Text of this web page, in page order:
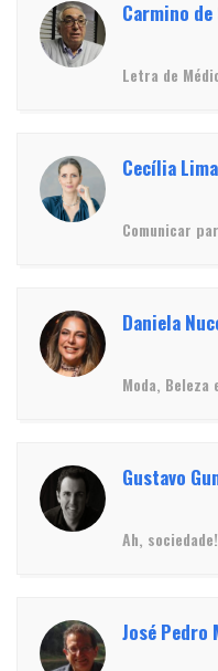
Carmino de
Letra de
Cecília Lima
Comunicar
Daniela
Moda, Beleza
Gustavo
Ah, sociedade!
José Pedro